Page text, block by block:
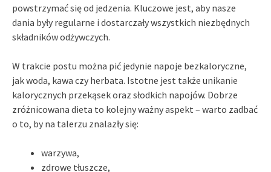
powstrzymać się od jedzenia. Kluczowe jest, aby nasze
dania były regularne i dostarczały wszystkich niezbędnych
składników odżywczych.
W trakcie postu można pić jedynie napoje bezkaloryczne,
jak woda, kawa czy herbata. Istotne jest także unikanie
kalorycznych przekąsek oraz słodkich napojów. Dobrze
zróżnicowana dieta to kolejny ważny aspekt – warto zadbać
o to, by na talerzu znalazły się:
warzywa,
zdrowe tłuszcze,